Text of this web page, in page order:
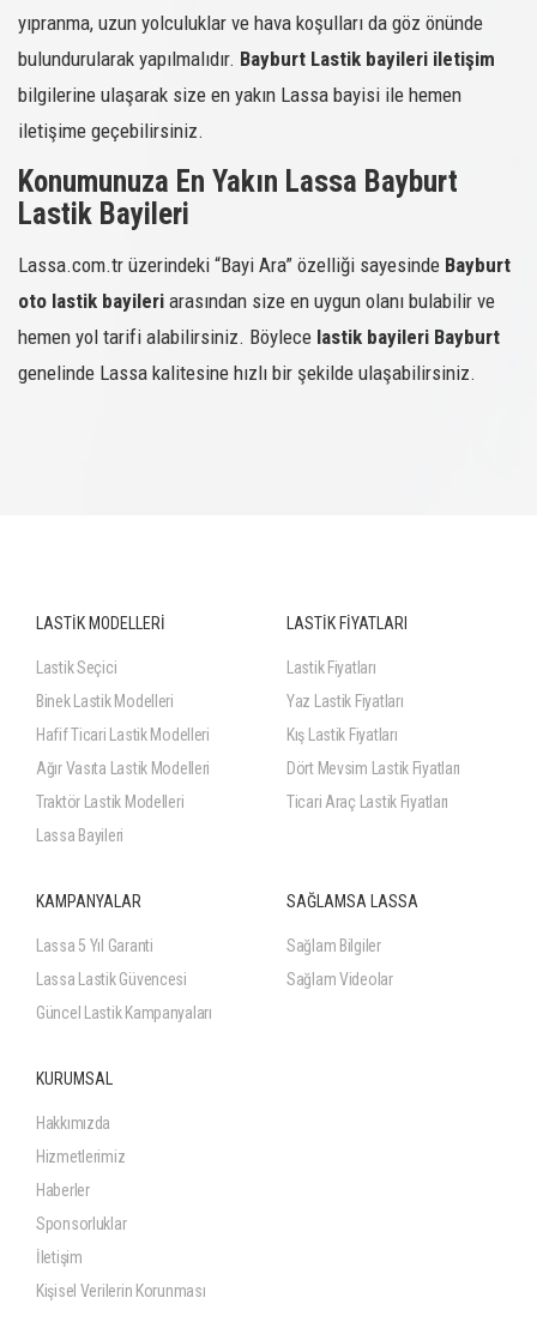
yıpranma, uzun yolculuklar ve hava koşulları da göz önünde
bulundurularak yapılmalıdır. Bayburt Lastik bayileri iletişim
bilgilerine ulaşarak size en yakın Lassa bayisi ile hemen
iletişime geçebilirsiniz.
Konumunuza En Yakın Lassa Bayburt
Lastik Bayileri
Lassa.com.tr üzerindeki “Bayi Ara” özelliği sayesinde Bayburt
oto lastik bayileri arasından size en uygun olanı bulabilir ve
hemen yol tarifi alabilirsiniz. Böylece lastik bayileri Bayburt
genelinde Lassa kalitesine hızlı bir şekilde ulaşabilirsiniz.
LASTİK MODELLERİ
Lastik Seçici
Binek Lastik Modelleri
Hafif Ticari Lastik Modelleri
Ağır Vasıta Lastik Modelleri
Traktör Lastik Modelleri
Lassa Bayileri
LASTİK FİYATLARI
Lastik Fiyatları
Yaz Lastik Fiyatları
Kış Lastik Fiyatları
Dört Mevsim Lastik Fiyatları
Ticari Araç Lastik Fiyatları
KAMPANYALAR
Lassa 5 Yıl Garanti
Lassa Lastik Güvencesi
Güncel Lastik Kampanyaları
SAĞLAMSA LASSA
Sağlam Bilgiler
Sağlam Videolar
KURUMSAL
Hakkımızda
Hizmetlerimiz
Haberler
Sponsorluklar
İletişim
Kişisel Verilerin Korunması